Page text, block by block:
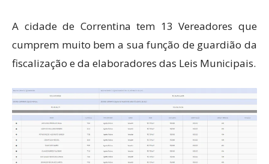
A cidade de Correntina tem 13 Vereadores que
cumprem muito bem a sua função de guardião da
fiscalização e da elaboradores das Leis Municipais.